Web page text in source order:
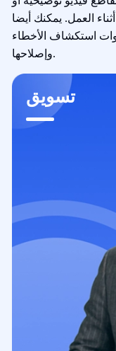
العمل. يمكنك أيضا
استكشاف الأخطاء
وإصلاحها.
تسويق